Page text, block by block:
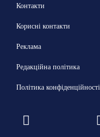
Контакти
Корисні контакти
Реклама
Редакційна політика
Політика конфіденційності